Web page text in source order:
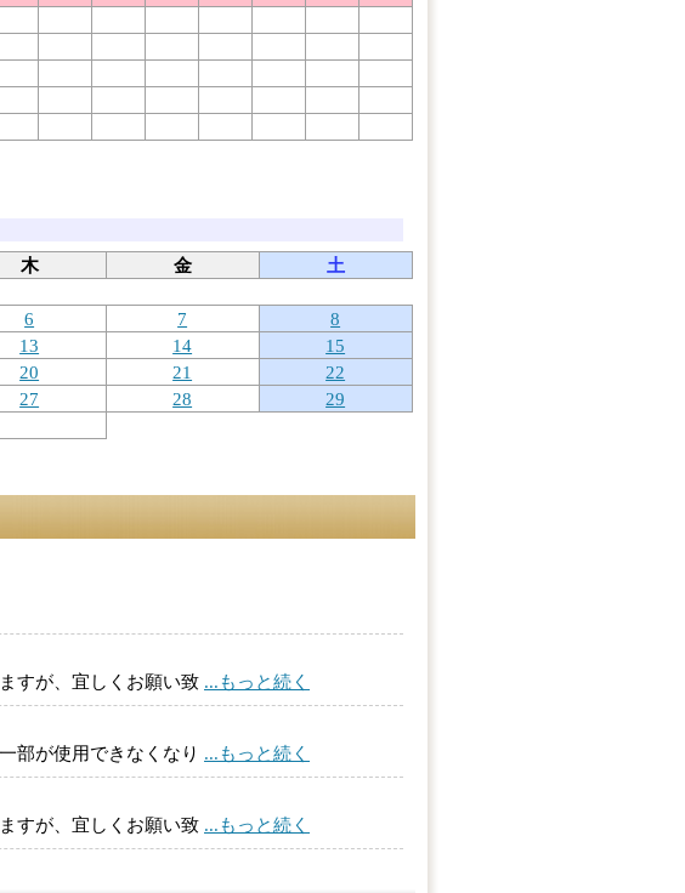
木 金
土
6 7
8
13 14
15
20 21
22
27 28
29
すが、宜しくお願い致 ...もっと続く
部が使用できなくなり ...もっと続く
すが、宜しくお願い致 ...もっと続く